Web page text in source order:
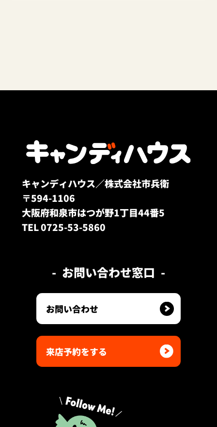
キャンディハウス／株式会社市兵衛
〒594-1106
大阪府和泉市はつが野1丁目44番5
TEL 0725-53-5860
お問い合わせ窓口
お問い合わせ
来店予約をする